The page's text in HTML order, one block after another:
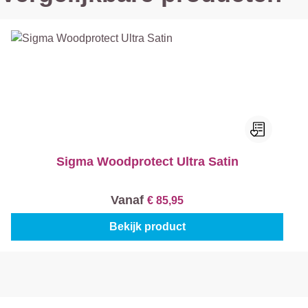
Sigma Woodprotect Ultra Satin
Vanaf € 85,95
Bekijk product